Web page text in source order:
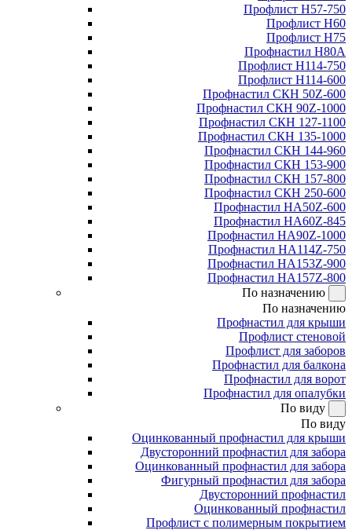
Профлист Н57-750
Профлист Н60
Профлист Н75
Профнастил Н80А
Профлист Н114-750
Профлист Н114-600
Профнастил СКН 50Z-600
Профнастил СКН 90Z-1000
Профнастил СКН 127-1100
Профнастил СКН 135-1000
Профнастил СКН 144-960
Профнастил СКН 153-900
Профнастил СКН 157-800
Профнастил СКН 250-600
Профнастил НА50Z-600
Профнастил НА60Z-845
Профнастил НА90Z-1000
Профнастил НА114Z-750
Профнастил НА153Z-900
Профнастил НА157Z-800
По назначению
По назначению
Профнастил для крыши
Профлист стеновой
Профлист для заборов
Профнастил для балкона
Профнастил для ворот
Профнастил для опалубки
По виду
По виду
Оцинкованный профнастил для крыши
Двусторонний профнастил для забора
Оцинкованный профнастил для забора
Фигурный профнастил для забора
Двусторонний профнастил
Оцинкованный профнастил
Профлист с полимерным покрытием